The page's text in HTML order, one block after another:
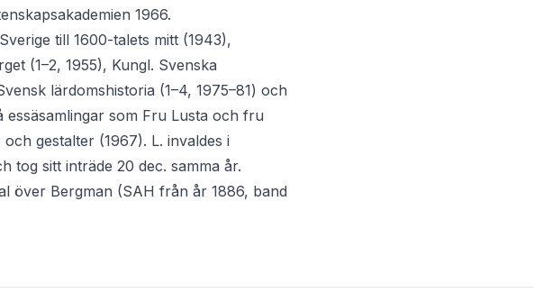
1966.
till 1600-talets mitt (1943),
(1–2, 1955), Kungl. Svenska
lärdomshistoria (1–4, 1975–81) och
essäsamlingar som Fru Lusta och fru
gestalter (1967). L. invaldes i
tog sitt inträde 20 dec. samma år.
över Bergman (SAH från år 1886, band